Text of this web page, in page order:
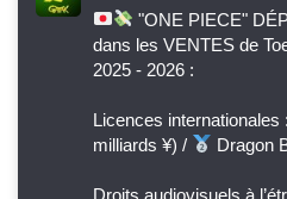
"ONE PIECE"
dans les VENTES de
2025 - 2026 :
Licences internationales :
milliards ¥) /
Dragon
Droits audiovisuels à